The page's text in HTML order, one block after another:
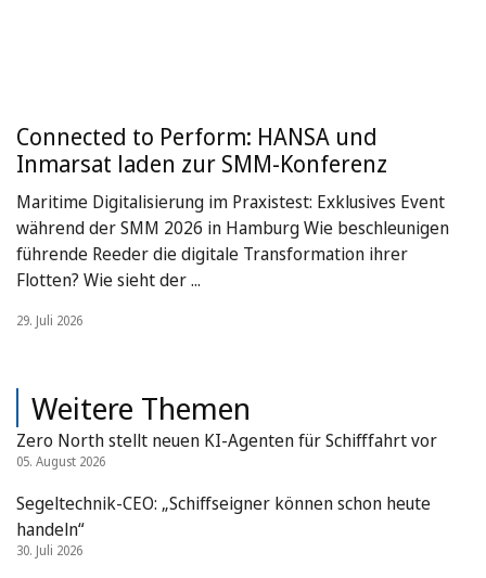
Connected to Perform: HANSA und
Inmarsat laden zur SMM-Konferenz
Maritime Digitalisierung im Praxistest: Exklusives Event
während der SMM 2026 in Hamburg Wie beschleunigen
führende Reeder die digitale Transformation ihrer
Flotten? Wie sieht der ...
29. Juli 2026
Weitere Themen
Zero North stellt neuen KI-Agenten für Schifffahrt vor
05. August 2026
Segeltechnik-CEO: „Schiffseigner können schon heute
handeln“
30. Juli 2026